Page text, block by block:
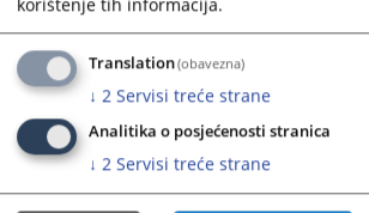
to
get
the
keyboard
shortcuts
for
changing
dates.
to
get
the
keyboard
shortcuts
changing
dates.
17.04.2018.
Strategija za postupanje s osobama koje
sa tužilaštvima u Bosni i Hercegovini
korištenje tih informacija.
Translation(obavezna)
↓ 2 Servisi treće strane
Analitika o posjećenosti stranica
↓ 2 Servisi treće strane